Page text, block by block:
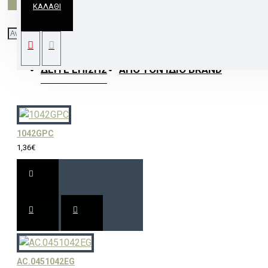
ΚΑΛΆΘΙ
ΣΠΟΤ ΤΕΤΡΑΓΩΝΟ 3154 MR11 ΧΡΥΣΟ ΜΑΤ
ΔΕΊΤΕ ΕΠΊΣΗΣ ΑΠΌ ΤΟΝ ΊΔΙΟ BRAND
1042GPC
1,36€
AC.0451042EG